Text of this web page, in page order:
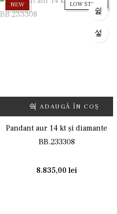
LOW STOCK
NEW
ADAUGĂ ÎN COȘ
Pandant aur 14 kt și diamante
BB.233308
8.835,00 lei